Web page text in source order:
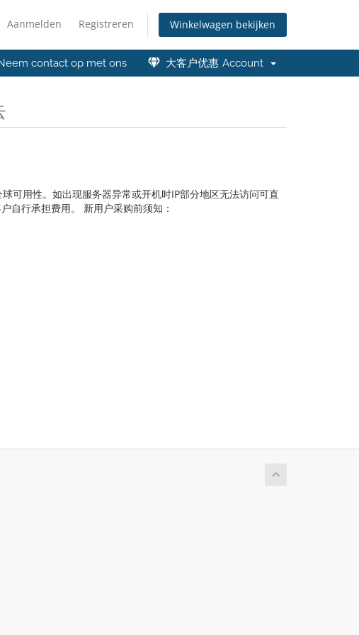
Aanmelden Registreren Winkelwagen bekijken
contact op met ons 大客户优惠 Account
可用性。如出现服务器异常或开机时IP部分地区无法访问可直
自行承担费用。 新用户采购前须知：